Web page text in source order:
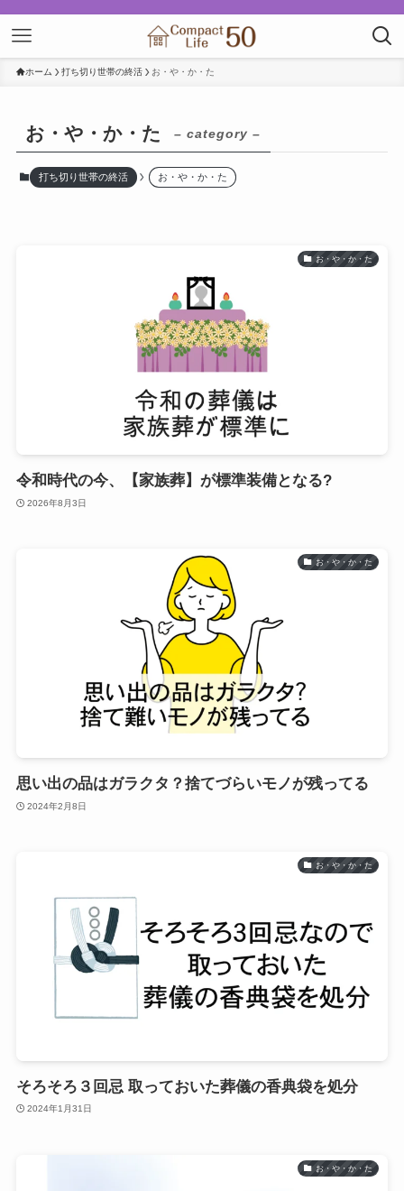
ホーム 打ち切り世帯の終活 お・や・か・た
お・や・か・た – category –
打ち切り世帯の終活 お・や・か・た
お・や・か・た
令和時代の今、【家族葬】が標準装備となる?
2026年8月3日
お・や・か・た
思い出の品はガラクタ？捨てづらいモノが残ってる
2024年2月8日
お・や・か・た
そろそろ３回忌 取っておいた葬儀の香典袋を処分
2024年1月31日
お・や・か・た